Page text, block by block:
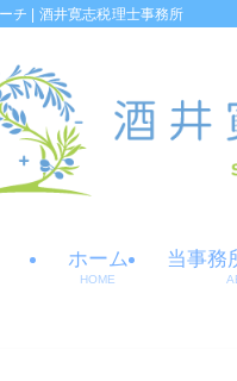
チ | 酒井寛志税理士事務所
ホーム
HOME
当事務